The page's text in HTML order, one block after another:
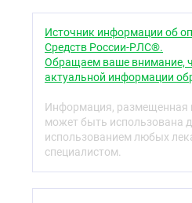
Показания
Для сплошной
Для фиксации
Противопоказания
Индивидуальная
Рекомендации по
Источник информации об
Средств России-РЛС®.
Обращаем ваше внимание,
актуальной информации
Информация, размещенная
может быть использована
использованием любых
специалистом.